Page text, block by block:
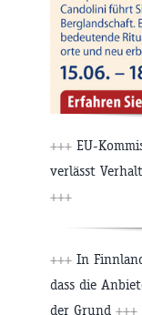
+++ EU-
verlässt
+++
+++ In
dass die
der Grund +++